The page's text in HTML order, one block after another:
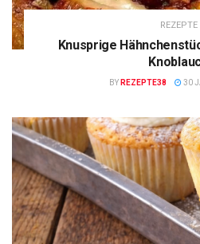
REZEPTE
Knusprige
BY REZEPTE38 30